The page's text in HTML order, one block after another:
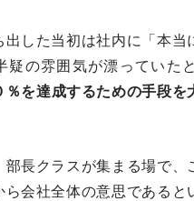
出した当初は社内に「本当
疑の雰囲気が漂っていた
％を達成するための手段を
部長クラスが集まる場で、
ら会社全体の意思であると